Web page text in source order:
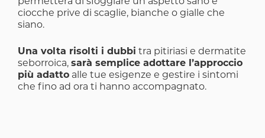
ciocche prive di scaglie, bianche o gialle che
siano.
Una volta risolti i dubbi tra pitiriasi e dermatite
seborroica, sarà semplice adottare l’approccio
più adatto alle tue esigenze e gestire i sintomi
che fino ad ora ti hanno accompagnato.